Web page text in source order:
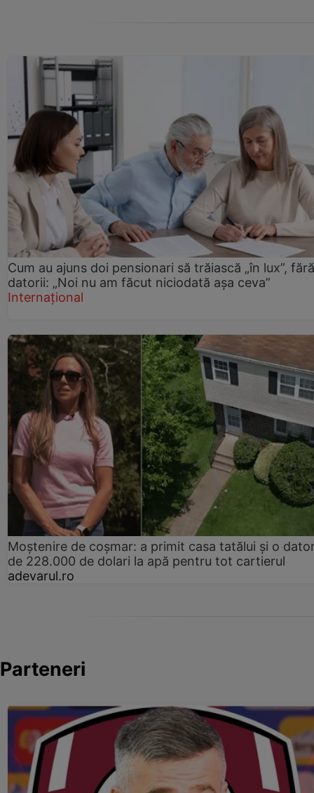
Cum au ajuns doi pensionari să trăiască „în lux”, fără
datorii: „Noi nu am făcut niciodată așa ceva”
Internațional
Moștenire de coșmar: a primit casa tatălui și o
de 228.000 de dolari la apă pentru tot cartierul
adevarul.ro
Parteneri